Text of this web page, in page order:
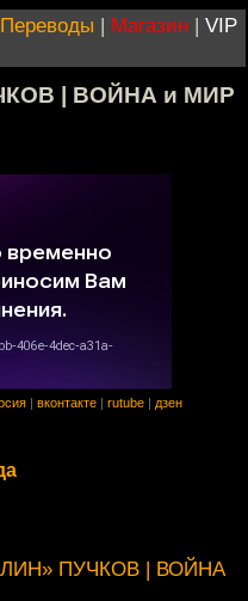
Переводы | Магазин | VIP
| ВОЙНА и МИР
вконтакте rutube дзен
ПУЧКОВ | ВОЙНА